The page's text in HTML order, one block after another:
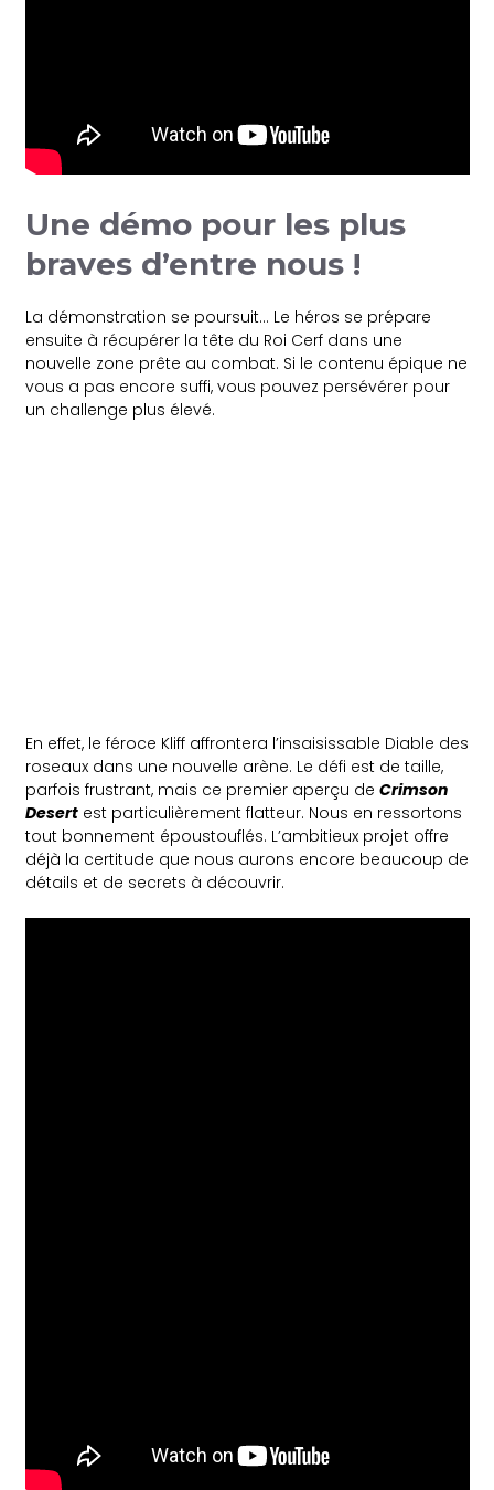
Une démo pour les plus
braves d’entre nous !
La démonstration se poursuit… Le héros se prépare
ensuite à récupérer la tête du Roi Cerf dans une
nouvelle zone prête au combat. Si le contenu épique ne
vous a pas encore suffi, vous pouvez persévérer pour
un challenge plus élevé.
En effet, le féroce Kliff affrontera l’insaisissable Diable des
roseaux dans une nouvelle arène. Le défi est de taille,
parfois frustrant, mais ce premier aperçu deCrimson
Desert est particulièrement flatteur. Nous en ressortons
tout bonnement époustouflés. L’ambitieux projet offre
déjà la certitude que nous aurons encore beaucoup de
détails et de secrets à découvrir.